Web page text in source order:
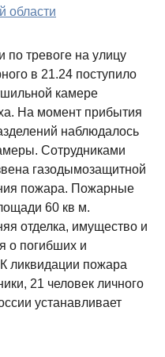
области
тревоге на улицу
в 21.24 поступило
камере
На момент прибытия
наблюдалось
Сотрудниками
газодымозащитной
пожара. Пожарные
60 кв м.
отделка, имущество и
о погибших и
ликвидации пожара
21 человек личного
устанавливает